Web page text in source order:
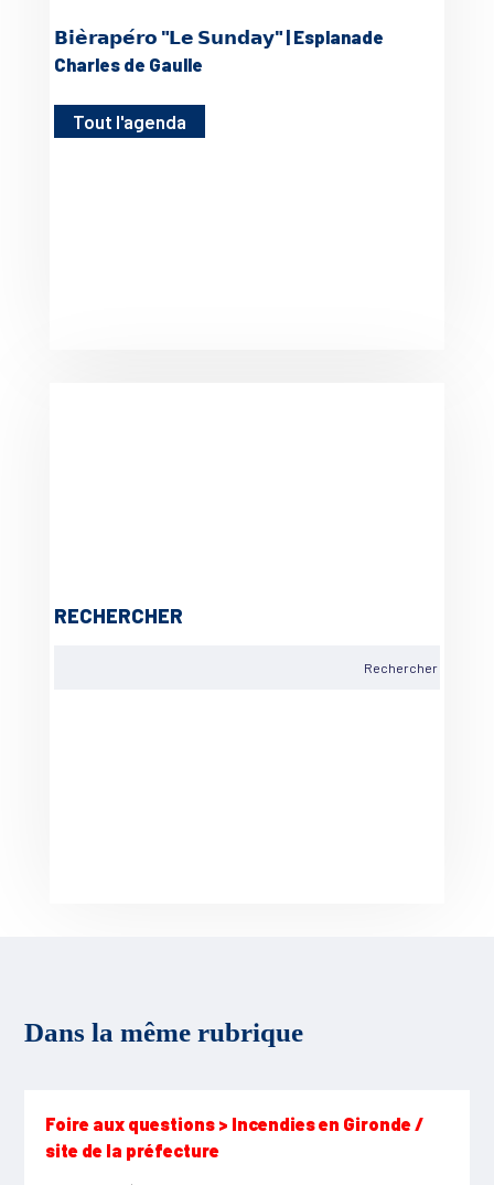
𝗕𝗶𝗲̀𝗿𝗮𝗽𝗲́𝗿𝗼 "𝗟𝗲 𝗦𝘂𝗻𝗱𝗮𝘆" | Esplanade
Charles de Gaulle
Tout l'agenda
RECHERCHER
Dans la même rubrique
Foire aux questions > Incendies en Gironde /
site de la préfecture